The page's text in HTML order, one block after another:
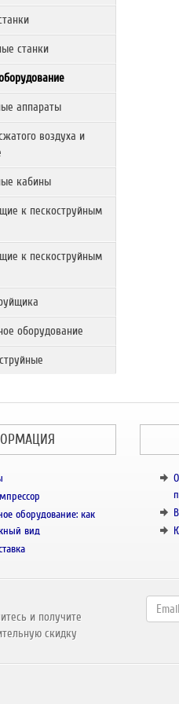
станки
аппараты
воздуха и
кабины
к пескоструйным
к пескоструйным
оборудование
оборудование: как
вид
и получите
скидку